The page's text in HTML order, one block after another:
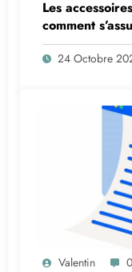
Les
comment
votre véhicule
24 Octobre
Valentin 0